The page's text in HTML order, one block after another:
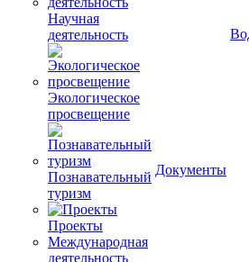
Научная
деятельность
Экологическое
просвещение
Познавательный
туризм
Проекты
Международная
деятельность
Документы